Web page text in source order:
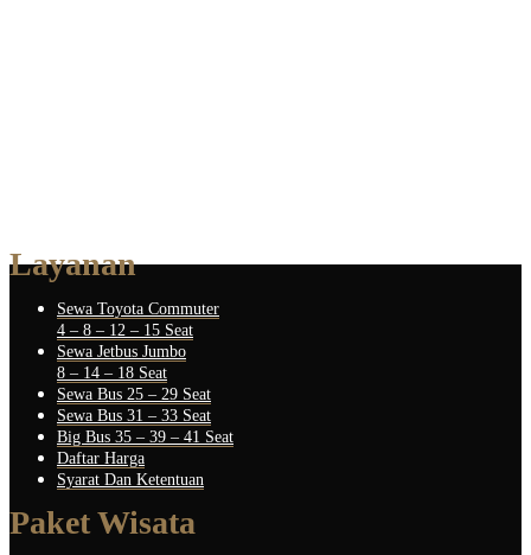
Layanan
Sewa Toyota Commuter
4 – 8 – 12 – 15 Seat
Sewa Jetbus Jumbo
8 – 14 – 18 Seat
Sewa Bus 25 – 29 Seat
Sewa Bus 31 – 33 Seat
Big Bus 35 – 39 – 41 Seat
Daftar Harga
Syarat Dan Ketentuan
Paket Wisata